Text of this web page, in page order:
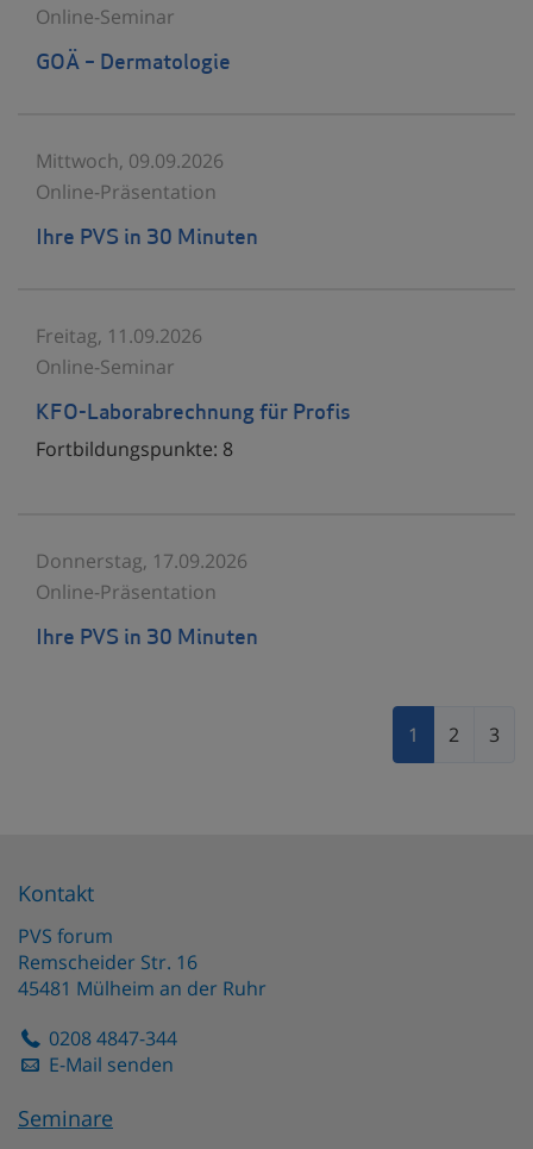
Online-Seminar
GOÄ – Dermatologie
Mittwoch, 09.09.2026
Online-Präsentation
Ihre PVS in 30 Minuten
Freitag, 11.09.2026
Online-Seminar
KFO-Laborabrechnung für Profis
Fortbildungspunkte: 8
Donnerstag, 17.09.2026
Online-Präsentation
Ihre PVS in 30 Minuten
1 2 3
Kontakt
PVS forum
Remscheider Str. 16
45481 Mülheim an der Ruhr
0208 4847-344
E-Mail senden
Seminare